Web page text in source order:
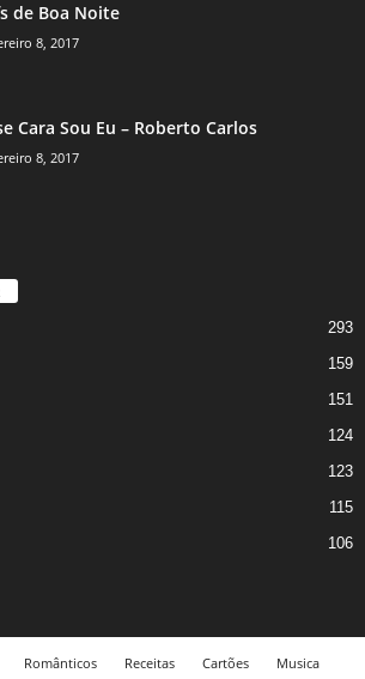
de Boa Noite
8, 2017
Cara Sou Eu – Roberto Carlos
8, 2017
293
159
151
124
123
115
106
Românticos Receitas Cartões
Musica